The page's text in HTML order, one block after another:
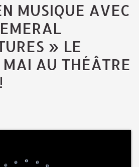
MUSIQUE AVEC
» LE
AU THÉÂTRE